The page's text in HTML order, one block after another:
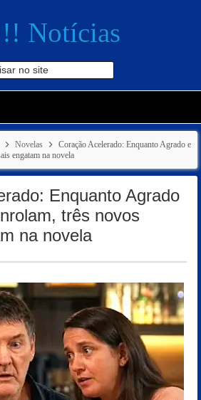
Notícias
no site
Novelas
Coração Acelerado: Enquanto Agrado e
engatam na novela
Enquanto Agrado
três novos
na novela